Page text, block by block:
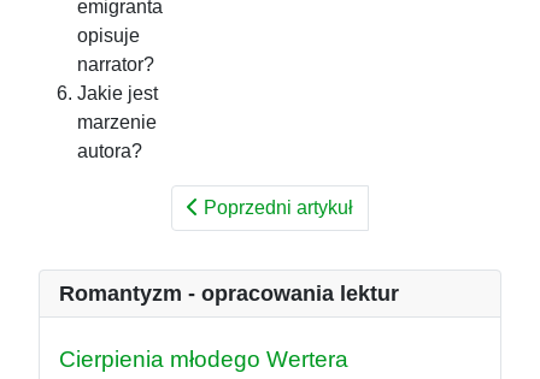
emigranta
opisuje
narrator?
Jakie jest
marzenie
autora?
Poprzedni artykuł
Romantyzm - opracowania lektur
Cierpienia młodego Wertera